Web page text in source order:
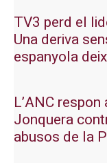
TV3 perd el
Una deriva
espanyola
L’ANC
Jonquera
abusos de la